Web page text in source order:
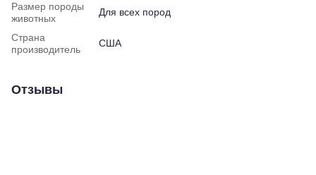
Размер породы
животных
Для всех пород
Страна
производитель
США
Отзывы